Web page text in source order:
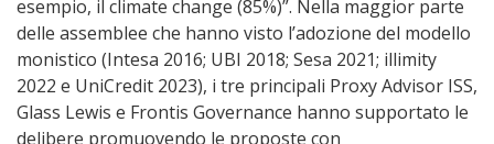
esempio, il climate change (85%)”. Nella maggior parte
delle assemblee che hanno visto l’adozione del modello
monistico (Intesa 2016; UBI 2018; Sesa 2021; illimity
2022 e UniCredit 2023), i tre principali Proxy Advisor ISS,
Glass Lewis e Frontis Governance hanno supportato le
delibere promuovendo le proposte con